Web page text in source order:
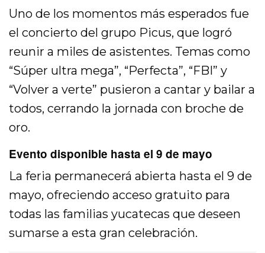
Uno de los momentos más esperados fue
el concierto del grupo Picus, que logró
reunir a miles de asistentes. Temas como
“Súper ultra mega”, “Perfecta”, “FBI” y
“Volver a verte” pusieron a cantar y bailar a
todos, cerrando la jornada con broche de
oro.
Evento disponible hasta el 9 de mayo
La feria permanecerá abierta hasta el 9 de
mayo, ofreciendo acceso gratuito para
todas las familias yucatecas que deseen
sumarse a esta gran celebración.